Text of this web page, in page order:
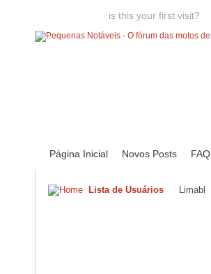
is this your first visit?
Página Inicial Novos Posts FAQ
Lista de Usuários Limabl